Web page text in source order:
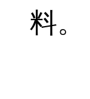
料。